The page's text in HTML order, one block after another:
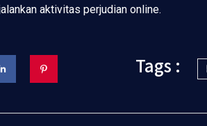
aktivitas perjudian online.
Tags :